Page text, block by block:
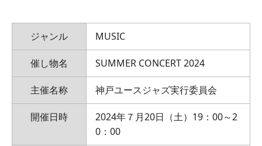
ジャンル MUSIC
催し物名 SUMMER CONCERT 2024
主催名称 神戸ユースジャズ実行委員会
開催日時
2024年７月20日（土）19：00～2
0：00